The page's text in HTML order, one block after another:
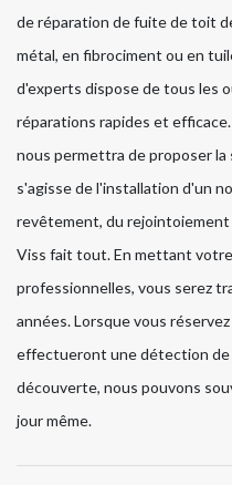
de réparation de fuite de toit
métal, en fibrociment ou en
d'experts dispose de tous les
réparations rapides et
nous permettra de proposer
s'agisse de l'installation d'un
revêtement, du
Viss fait tout. En mettant
professionnelles, vous serez
années. Lorsque vous
effectueront une détection de
découverte, nous pouvons
jour même.